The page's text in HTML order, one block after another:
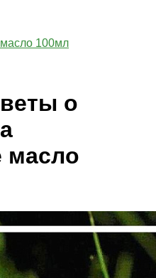
масло 100мл
о
масло